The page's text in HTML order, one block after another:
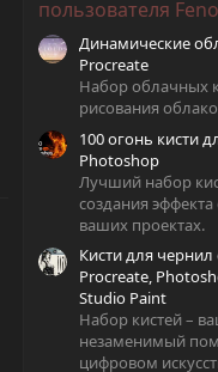
пользователя
Динамические
Procreate
Набор облачных
рисования
100 огонь кисти
Photoshop
Лучший набор
создания эффекта
ваших проектах.
Кисти для
Procreate,
Studio Paint
Набор кистей –
незаменимый
цифровом